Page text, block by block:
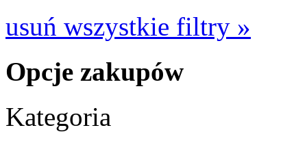
usuń wszystkie filtry »
Opcje zakupów
Kategoria